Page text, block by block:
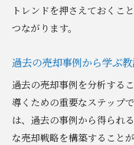
トレンドを押さえておくこ
つながります。
過去の売却事例から学ぶ
過去の売却事例を分析する
導くための重要なステップ
は、過去の事例から得られ
な売却戦略を構築すること